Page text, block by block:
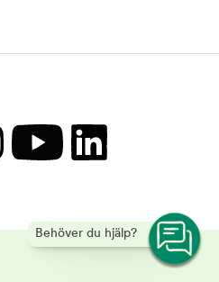
Behöver du hjälp?